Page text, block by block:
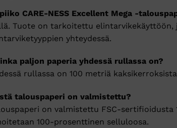
CARE-NESS Excellent Mega -
Tuote on tarkoitettu elintarvikekäyttöön,
yhteydessä.
paljon paperia yhdessä rullassa on?
rullassa on 100 metriä
talouspaperi on valmistettu?
on valmistettu FSC-
100-prosenttinen selluloosa.